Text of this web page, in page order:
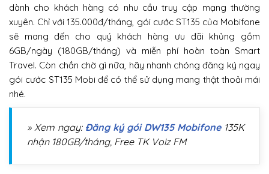
dành cho khách hàng có nhu cầu truy cập mạng thường
xuyên. Chỉ với 135.000đ/tháng, gói cước ST135 của Mobifone
sẽ mang đến cho quý khách hàng ưu đãi khủng gồm
6GB/ngày (180GB/tháng) và miễn phí hoàn toàn Smart
Travel. Còn chần chờ gì nữa, hãy nhanh chóng đăng ký ngay
gói cước ST135 Mobi để có thể sử dụng mang thật thoải mái
nhé.
» Xem ngay: Đăng ký gói DW135 Mobifone135K
nhận 180GB/tháng, Free TK Voiz FM